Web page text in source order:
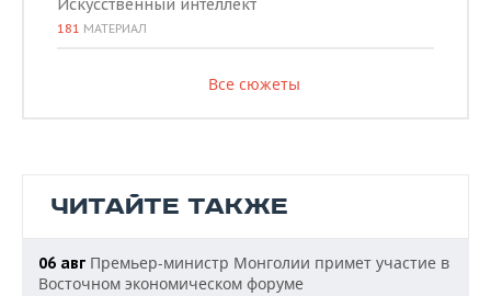
Искусственный интеллект
181 МАТЕРИАЛ
Все сюжеты
ЧИТАЙТЕ ТАКЖЕ
06 авг Премьер-министр Монголии примет участие в
Восточном экономическом форуме